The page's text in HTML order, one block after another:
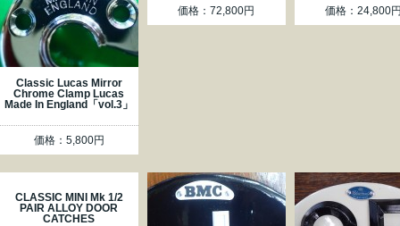
Classic Lucas Mirror
Chrome Clamp Lucas
Made In England「vol.3」
価格：5,800円
価格：72,800円 価格：24,800
CLASSIC MINI Mk 1/2
PAIR ALLOY DOOR
CATCHES